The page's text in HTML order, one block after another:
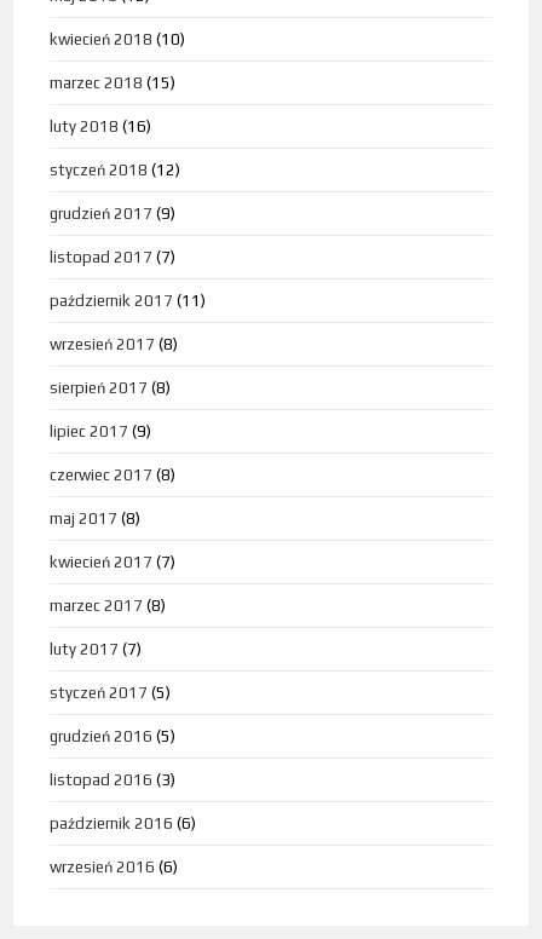
kwiecień 2018 (10)
marzec 2018 (15)
luty 2018 (16)
styczeń 2018 (12)
grudzień 2017 (9)
listopad 2017 (7)
październik 2017 (11)
wrzesień 2017 (8)
sierpień 2017 (8)
lipiec 2017 (9)
czerwiec 2017 (8)
maj 2017 (8)
kwiecień 2017 (7)
marzec 2017 (8)
luty 2017 (7)
styczeń 2017 (5)
grudzień 2016 (5)
listopad 2016 (3)
październik 2016 (6)
wrzesień 2016 (6)